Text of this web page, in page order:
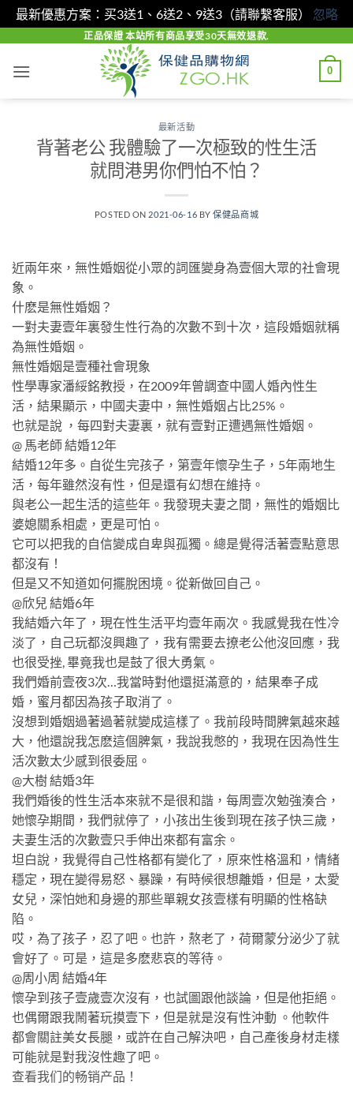
最新優惠方案：买3送1、6送2、9送3（請聯繫客服） 忽略
content
正品保證 本站所有商品享受30天無效退款.
0
最新活動
背著老公 我體驗了一次極致的性生活
就問港男你們怕不怕？
POSTED ON 2021-06-16 BY保健品商城
近兩年來，無性婚姻從小眾的詞匯變身為壹個大眾的社會現
象。
什麽是無性婚姻？
一對夫妻壹年裏發生性行為的次數不到十次，這段婚姻就稱
為無性婚姻。
無性婚姻是壹種社會現象
性學專家潘綏銘教授，在2009年曾調查中國人婚內性生
活，結果顯示，中國夫妻中，無性婚姻占比25%。
也就是說 ，每四對夫妻裏，就有壹對正遭遇無性婚姻。
@ 馬老師 結婚12年
結婚12年多。自從生完孩子，第壹年懷孕生子，5年兩地生
活，每年雖然沒有性，但是還有幻想在維持。
與老公一起生活的這些年。我發現夫妻之間，無性的婚姻比
婆媳關系相處，更是可怕。
它可以把我的自信變成自卑與孤獨。總是覺得活著壹點意思
都沒有！
但是又不知道如何擺脫困境。從新做回自己。
@欣兒 結婚6年
我結婚六年了，現在性生活平均壹年兩次。我感覺我在性冷
淡了，自己玩都沒興趣了，我有需要去撩老公他沒回應，我
也很受挫, 畢竟我也是鼓了很大勇氣。
我們婚前壹夜3次…我當時對他還挺滿意的，結果奉子成
婚，蜜月都因為孩子取消了。
沒想到婚姻過著過著就變成這樣了。我前段時間脾氣越來越
大，他還說我怎麽這個脾氣，我說我憋的，我現在因為性生
活次數太少感到很委屈。
@大樹 結婚3年
我們婚後的性生活本來就不是很和諧，每周壹次勉強湊合，
她懷孕期間，我們就停了，小孩出生後到現在孩子快三歲，
夫妻生活的次數壹只手伸出來都有富余。
坦白說，我覺得自己性格都有變化了，原來性格溫和，情緒
穩定，現在變得易怒、暴躁，有時候很想離婚，但是，太愛
女兒，深怕她和身邊的那些單親女孩壹樣有明顯的性格缺
陷。
哎，為了孩子，忍了吧。也許，熬老了，荷爾蒙分泌少了就
會好了。可是，這是多麽悲哀的等待。
@周小周 結婚4年
懷孕到孩子壹歲壹次沒有，也試圖跟他談論，但是他拒絕。
也偶爾跟我鬧著玩摸壹下，但是就是沒有性沖動 。他軟件
都會關註美女長腿，或許在自己解決吧，自己產後身材走樣
可能就是對我沒性趣了吧。
查看我们的畅销产品！